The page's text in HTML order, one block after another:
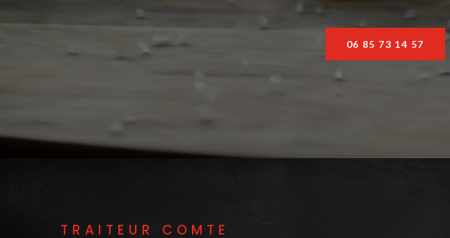
06 85 73 14 57
TRAITEUR COMTE